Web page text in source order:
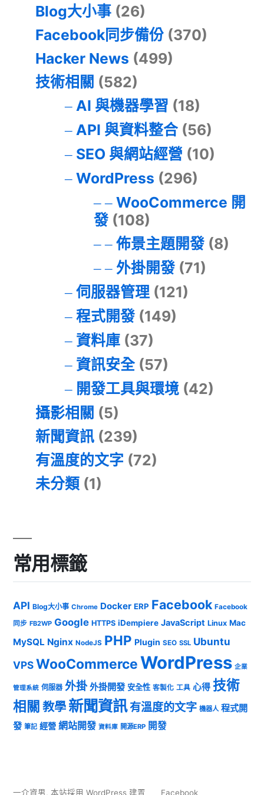
Blog大小事 (26)
Facebook同步備份 (370)
Hacker News (499)
技術相關 (582)
AI 與機器學習 (18)
API 與資料整合(56)
SEO 與網站經營 (10)
WordPress (296)
WooCommerce 開
發(108)
佈景主題開發(8)
外掛開發(71)
伺服器管理(121)
程式開發(149)
資料庫(37)
資訊安全(57)
開發工具與環境(42)
攝影相關 (5)
新聞資訊 (239)
有溫度的文字 (72)
未分類 (1)
常用標籤
API Blog大小事 Chrome Docker ERP Facebook Facebook
同步 FB2WP Google HTTPS iDempiere JavaScript Linux Mac
MySQL Nginx NodeJS PHP Plugin SEO SSL Ubuntu
VPSWooCommerceWordPress 企業
管理系統 伺服器 外掛 外掛開發 安全性 客製化 工具 心得 技術
相關 教學 新聞資訊有溫度的文字 機器人 程式開
發 筆記 經營 網站開發 資料庫 開源ERP 開發
一介資男, 本站採用 WordPress 建置 Facebook